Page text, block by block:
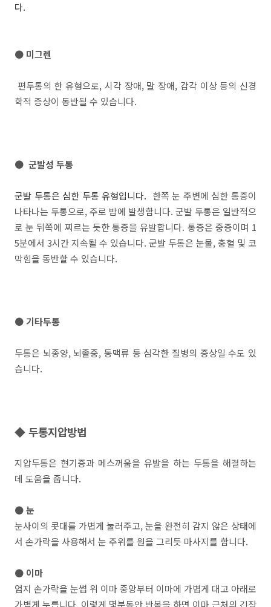
다.
● 미그렌
편두통의 한 유형으로, 시각 장애, 말 장애, 감각 이상 등의 신경
학적 증상이 동반될 수 있습니다.
● 군발성 두통
군발 두통은 심한 두통 유형입니다. 한쪽 눈 주변에 심한 통증이
나타나는 두통으로, 주로 밤에 발생합니다. 군발 두통은 일반적으
로 눈 뒤쪽에 찌르는 듯한 통증을 유발합니다. 통증은 중증이며 1
5분에서 3시간 지속될 수 있습니다. 군발 두통은 눈물, 충혈 및 코
막힘을 동반할 수 있습니다.
● 기타두통
두통은 뇌종양, 뇌졸중, 동맥류 등 심각한 질병의 증상일 수도 있
습니다.
◆ 두통지압방법
지압두통은 현기증과 메스꺼움을 유발을 하는 두통을 해결하는
데 도움을 줍니다.
● 눈
눈사이의 콧대를 가볍게 눌러주고, 눈을 완전히 감지 않은 상태에
서 손가락을 사용해서 눈 주위를 원을 그리듯 마사지를 합니다.
● 이마
엄지 손가락을 눈썹 위 이마 중앙부터 이마에 가볍게 대고 아래로
가볍게 누릅니다. 이렇게 몇분동안 반봅을 하면 이마 근처의 긴장